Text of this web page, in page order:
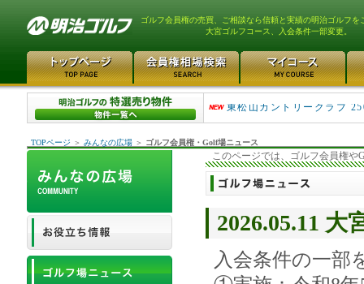
ゴルフ会員権の売買、ご相談なら信頼と実績の明治ゴルフを
大宮ゴルフコース、入会条件一部変更。
平塚富士見カントリーク
東松山カントリークラブ
TOPページ ＞ みんなの広場 ＞ ゴルフ会員権・Golf場ニュース
このページでは、ゴルフ会員権や
2026.05.11
入会条件の一部